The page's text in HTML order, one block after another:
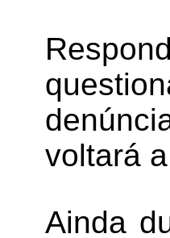
voltará
Ainda